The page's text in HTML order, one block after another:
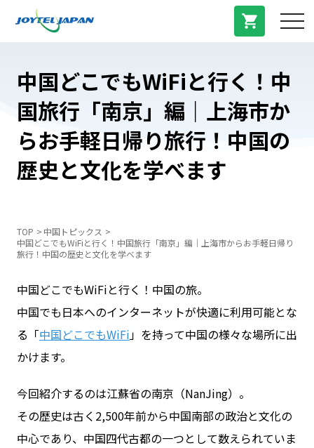
ログイン
料金プラン
プラン/商品
中国トピックス
法人登録
中国どこでもWiFiと行く！中
国旅行「南京」編｜上海市か
らお手軽日帰り旅行！中国の
歴史と文化を学べます
TOP
中国トピックス
中国どこでもWiFiと行く！中国旅行「南京」編｜上海市からお手軽日帰り
旅行！中国の歴史と文化を学べます
中国どこでもWiFiと行く！中国の旅。
中国でも日本へのインターネットが快適に利用可能とな
る「中国どこでもWiFi」を持って中国の様々な場所に出
かけます。
今回紹介するのは江蘇省の南京（NanJing）。
その歴史は古く2,500年前から中国南部の政治と文化の
中心であり、中国四代古都の一つとして数えられていま